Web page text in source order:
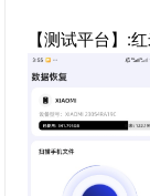
【测试平台】: